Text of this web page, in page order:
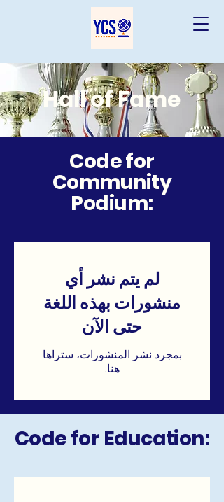
Hall of Fame
Code for
Community
Podium:
لم يتم نشر أي
منشورات بهذه اللغة
حتى الآن
بمجرد نشر المنشورات، ستراها
هنا.
Code for Education: